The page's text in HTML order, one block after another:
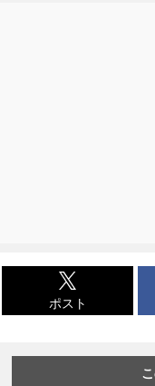
ポスト